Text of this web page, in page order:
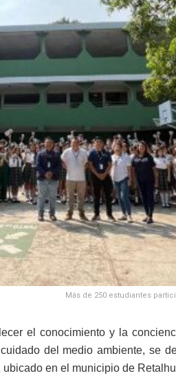
Más de 250 estudiantes
el conocimiento y la
del medio ambiente, se
en el municipio de